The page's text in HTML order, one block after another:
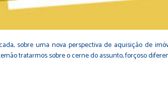
sobre uma nova perspectiva de aquisição de
tratarmos sobre o cerne do assunto, forçoso